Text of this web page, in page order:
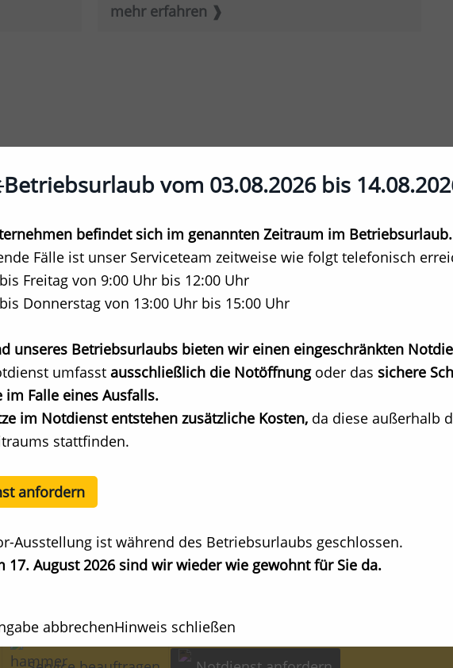
mehr erfahren
vom 03.08.2026 bis
befindet sich im genannten Zeitraum im Betriebsurlaub.
Fälle ist unser Serviceteam zeitweise wie folgt telefonisch
Freitag von 9:00 Uhr bis 12:00 Uhr
Donnerstag von 13:00 Uhr bis 15:00 Uhr
unseres Betriebsurlaubs bieten wir einen eingeschränkten
umfasst ausschließlich die Notöffnung oder das sichere
im Falle eines Ausfalls.
im Notdienst entstehen zusätzliche Kosten, da diese außerhalb
stattfinden.
anfordern
Ausstellung ist während des Betriebsurlaubs geschlossen.
17. August 2026 sind wir wieder wie gewohnt für Sie da.
abbrechenHinweis schließen
/
/ Modernisierung
/ Reparatur
an uns